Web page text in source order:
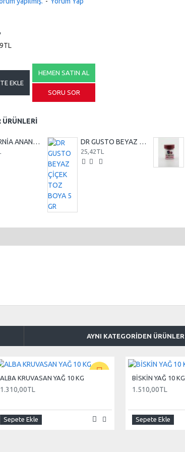
EKLE
HEMEN SATIN AL
SORU SOR
ÜRÜNLERI
CALİFORNİA ANANAS DİLİMLİ 850 GR DR GUSTO BEYAZ ÇİÇEK TOZ BOYA 5 GR
25,42TL
AYNI KATEGORIDEN ÜRÜNLER
ALBA KRUVASAN YAĞ 10 KG
1.310,00TL
Sepete Ekle
BİSKİN YAĞ 10 KG
1.510,00TL
Sepete Ekle